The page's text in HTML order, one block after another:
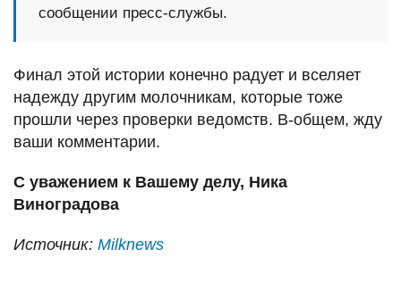
сообщении пресс-службы.
Финал этой истории конечно радует и вселяет
надежду другим молочникам, которые тоже
прошли через проверки ведомств. В-общем, жду
ваши комментарии.
С уважением к Вашему делу, Ника
Виноградова
Источник: Milknews